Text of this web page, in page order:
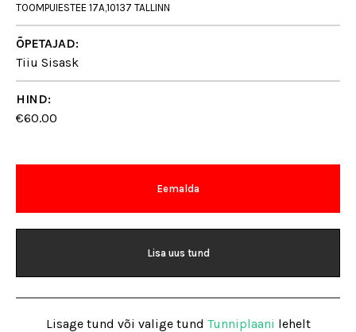
TOOMPUIESTEE 17A,10137 TALLINN
ÕPETAJAD:
Tiiu Sisask
HIND:
€60.00
Eemalda
Lisa uus tund
Lisage tund või valige tund Tunniplaani lehelt